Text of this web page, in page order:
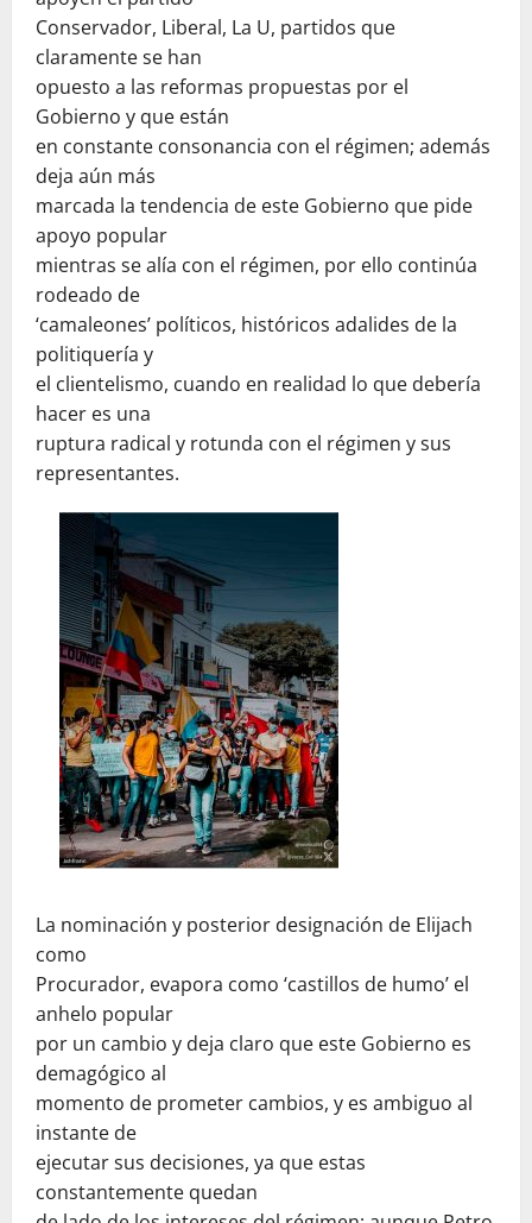
Conservador, Liberal, La U, partidos que
claramente se han
opuesto a las reformas propuestas por el
Gobierno y que están
en constante consonancia con el régimen; además
deja aún más
marcada la tendencia de este Gobierno que pide
apoyo popular
mientras se alía con el régimen, por ello continúa
rodeado de
‘camaleones’ políticos, históricos adalides de la
politiquería y
el clientelismo, cuando en realidad lo que debería
hacer es una
ruptura radical y rotunda con el régimen y sus
representantes.
La nominación y posterior designación de Elijach
como
Procurador, evapora como ‘castillos de humo’ el
anhelo popular
por un cambio y deja claro que este Gobierno es
demagógico al
momento de prometer cambios, y es ambiguo al
instante de
ejecutar sus decisiones, ya que estas
constantemente quedan